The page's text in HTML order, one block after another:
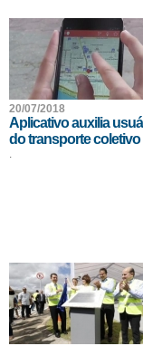
20/07/2018
Aplicativo auxilia
do transporte coletivo
.